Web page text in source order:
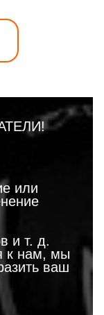
или
и т. д.
к нам, мы
ваш